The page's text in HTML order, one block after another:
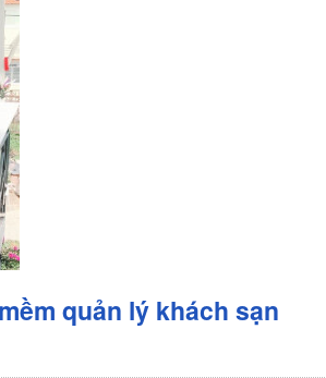
quản lý khách sạn